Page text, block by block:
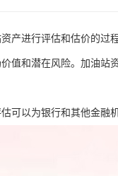
产进行评估和估价的过
值和潜在风险。加油站
可以为银行和其他金融